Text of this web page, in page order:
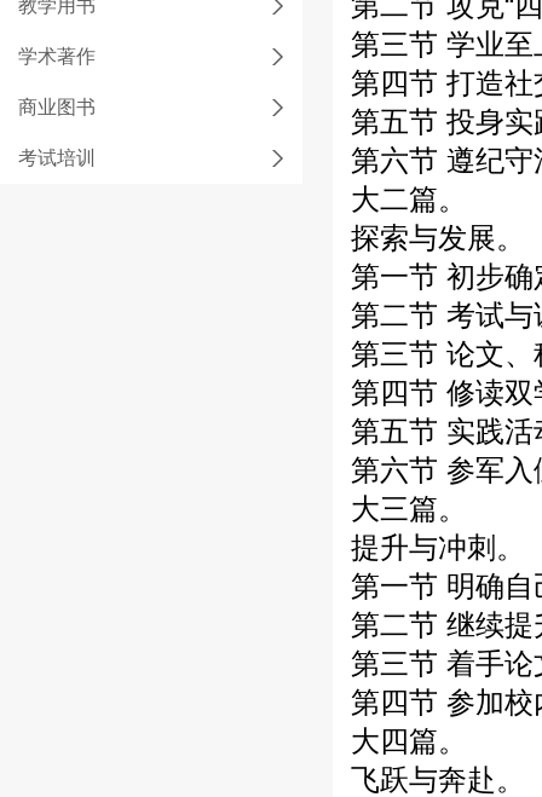
教学用书
学术著作
商业图书
考试培训
第三节 学业至
第四节 打造社
第五节 投身实
第六节 遵纪守
大二篇。
探索与发展。
第一节 初步
第二节 考试与
第三节 论文
第四节 修读双
第五节 实践活
第六节 参军入
大三篇。
提升与冲刺。
第一节 明确
第二节 继续提
第三节 着手
第四节 参加
大四篇。
飞跃与奔赴。